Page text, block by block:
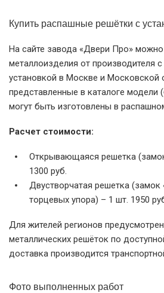
Купить распашные решётки с
На сайте завода «Двери Про»
металлоизделия от производителя
установкой в Москве и Московской
представленные в каталоге модели
могут быть изготовлены в
Расчет стоимости:
Открывающаяся решетка
1300 руб.
Двустворчатая решетка
торцевых упора) – 1 шт. 1950
Для жителей регионов
металлических решёток по
доставка производится
Фото выполненных работ